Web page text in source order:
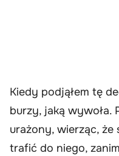
Kiedy podjąłem tę
burzy, jaką wywoła.
urażony, wierząc,
trafić do niego,